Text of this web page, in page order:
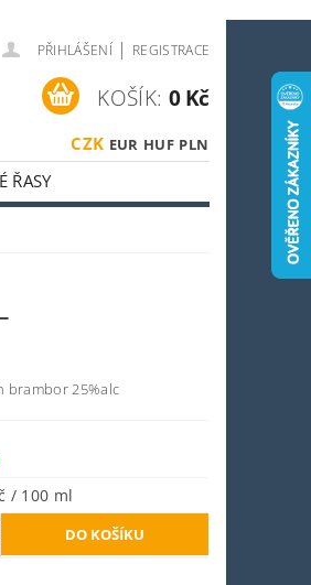
PŘIHLÁŠENÍ | REGISTRACE
CZK EUR HUF PLN
KOŠÍK: 0 Kč
ŘASY
brambor 25%alc
/ 100 ml